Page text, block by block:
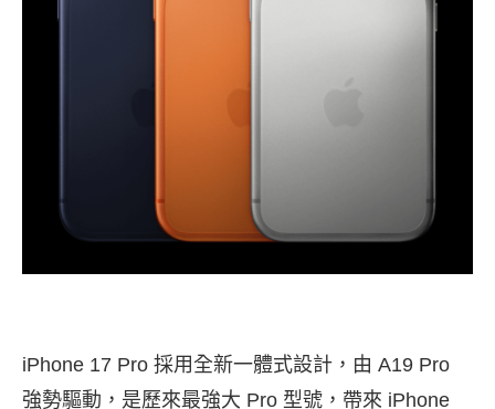
iPhone 17 Pro 採用全新一體式設計，由 A19 Pro
強勢驅動，是歷來最強大 Pro 型號，帶來 iPhone